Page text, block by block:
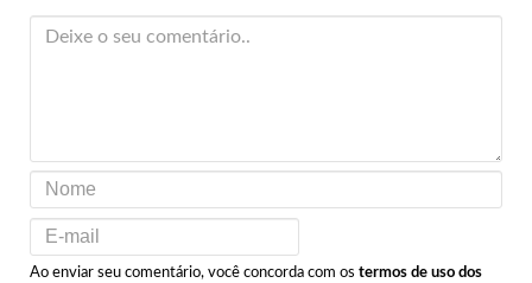
Ao enviar seu comentário, você concorda com os termos de uso dos